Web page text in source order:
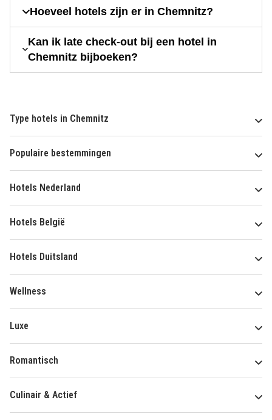
Hoeveel hotels zijn er in Chemnitz?
Kan ik late check-out bij een hotel in
Chemnitz bijboeken?
Type hotels in Chemnitz
Populaire bestemmingen
Hotels Nederland
Hotels België
Hotels Duitsland
Wellness
Luxe
Romantisch
Culinair & Actief